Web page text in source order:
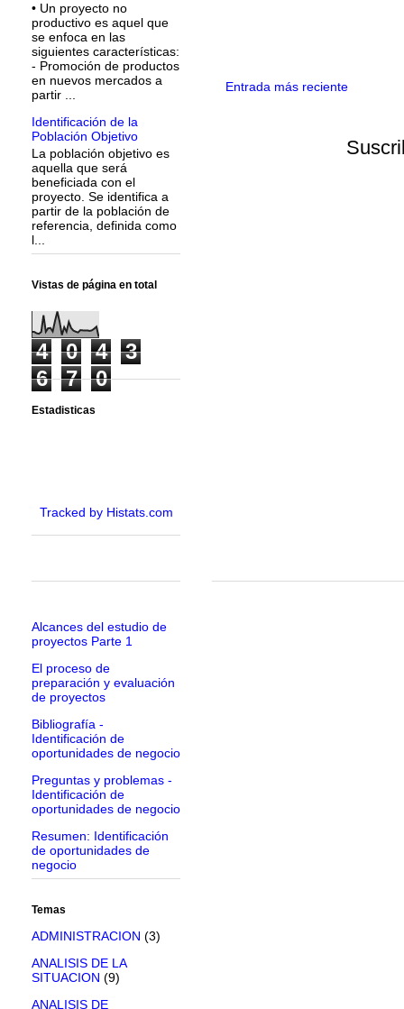
Entrada más reciente
• Un proyecto no
productivo es aquel que
se enfoca en las
siguientes características:
- Promoción de productos
en nuevos mercados a
partir ...
Identificación de la
Población Objetivo
La población objetivo es
aquella que será
beneficiada con el
proyecto. Se identifica a
partir de la población de
referencia, definida como
l...
Vistas de página en total
4 0 4
3
6
7 0
Estadisticas
Tracked by Histats.com
Alcances del estudio de
proyectos Parte 1
El proceso de
preparación y evaluación
de proyectos
Bibliografía -
Identificación de
oportunidades de negocio
Preguntas y problemas -
Identificación de
oportunidades de negocio
Resumen: Identificación
de oportunidades de
negocio
Temas
ADMINISTRACION (3)
ANALISIS DE LA
SITUACION (9)
ANALISIS DE